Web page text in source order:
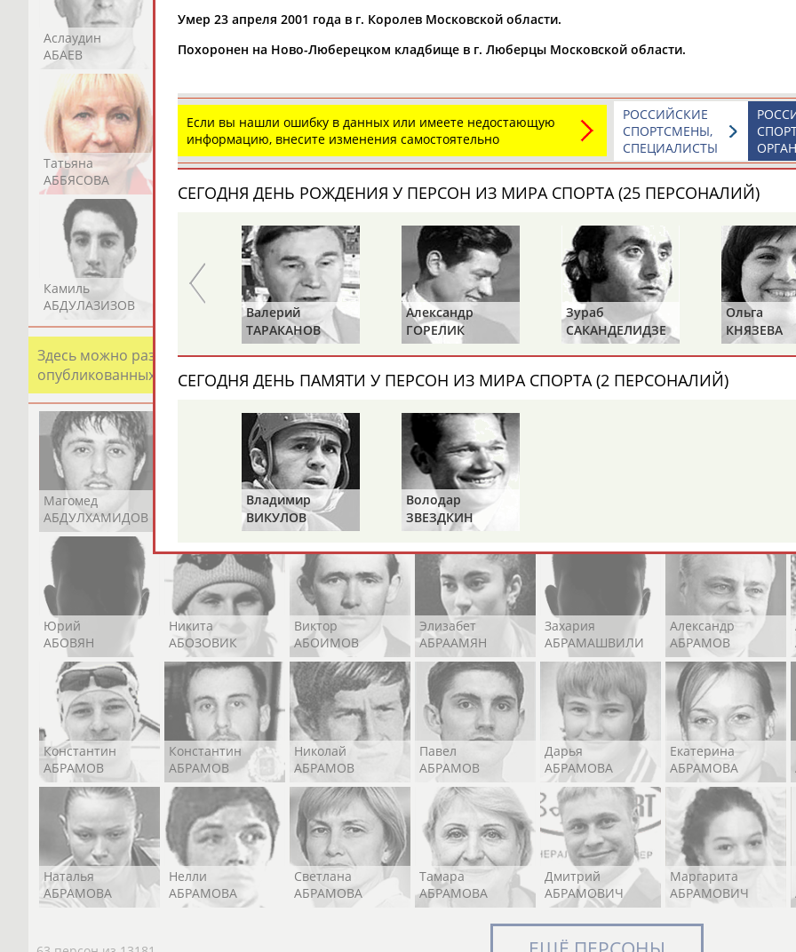
Аслаудин
АБАЕВ
АБАИМОВА
АБАКУМОВА
АБАЛАКИНА
АБАРЕНОВ
АБАСОВА
Татьяна
АББЯСОВА
Акжана
Артур
Каримжан
Аделя
Андрей
Камиль
АБДУЛАЗИЗОВ
Загалав
АБДУЛБЕКОВ
Камалудин
АБДУЛДАУДОВ
Абдула
АБДУЛЖАЛИЛОВ
Магомед
АБДУЛКАГИРОВ
Назир
АБДУЛЛАЕВ
Здесь можно разместить информацию о хорошо известном спортсмене, тренере, специалисте или
опубликованных записях. Страна должна знать своих героев! Герои спорта - это одни из главных
Магомед
АБДУЛХАМИДОВ
АБДУРАХМАНОВ
Адлан
АБДУРАШИДОВ
Рустам
АБДУРАШИДОВ
Юрий
АБОВЯН
Никита
АБОЗОВИК
Виктор
АБОИМОВ
Элизабет
АБРААМЯН
Захария
АБРАМАШВИЛИ
Александр
АБРАМОВ
Константин
АБРАМОВ
Константин
АБРАМОВ
Николай
АБРАМОВ
Павел
АБРАМОВ
Дарья
АБРАМОВА
Екатерина
АБРАМОВА
Наталья
АБРАМОВА
Нелли
АБРАМОВА
Светлана
АБРАМОВА
Тамара
АБРАМОВА
Дмитрий
АБРАМОВИЧ
Маргарита
АБРАМОВИЧ
Умер 23 апреля 2001 года в г. Королев Московской области.
Похоронен на Ново-Люберецком кладбище в г. Люберцы Московской области.
Если вы нашли ошибку в данных или имеете недостающую
информацию, внесите изменения самостоятельно
РОССИЙСКИЕ
СПОРТСМЕНЫ,
СПЕЦИАЛИСТЫ
СЕГОДНЯ ДЕНЬ РОЖДЕНИЯ У ПЕРСОН ИЗ МИРА СПОРТА (25 ПЕРСОНАЛИЙ)
Роберт
МЕРКУЛОВ
Валерий
ТАРАКАНОВ
Александр
ГОРЕЛИК
Зураб
САКАНДЕЛИДЗЕ
Ольга
КНЯЗЕВА
СЕГОДНЯ ДЕНЬ ПАМЯТИ У ПЕРСОН ИЗ МИРА СПОРТА (2 ПЕРСОНАЛИЙ)
Владимир
ВИКУЛОВ
Володар
ЗВЕЗДКИН